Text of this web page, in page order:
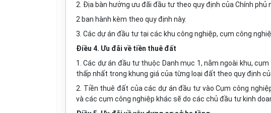
2. Địa bàn hưởng ưu đãi đầu tư theo quy định của Chính phủ
2 ban hành kèm theo quy định này.
3. Các dự án đầu tư tại các khu công nghiệp, cụm công
Điều 4. Ưu đãi về tiền thuê đất
1. Các dự án đầu tư thuộc Danh mục 1, nằm ngoài khu,
thấp nhất trong khung giá của từng loại đất theo quy định
2. Tiền thuê đất của các dự án đầu tư vào Cụm công
và các cụm công nghiệp khác sẽ do các chủ đầu tư kinh